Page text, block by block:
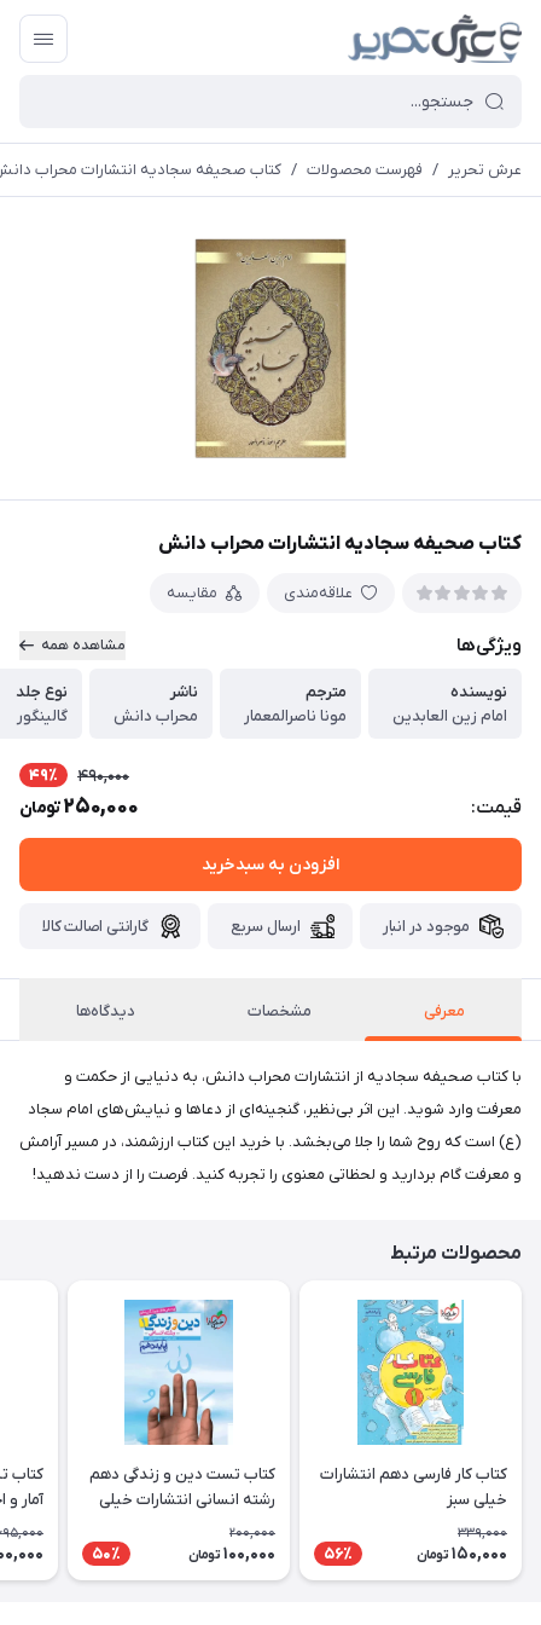
عرش تحریر / فهرست محصولات / کتاب صحیفه سجادیه انتشارات محراب
کتاب صحیفه سجادیه انتشارات محراب دانش
علاقه‌مندی مقایسه
ویژگی‌ها مشاهده همه
نویسنده
امام زین العابدین
مترجم
مونا ناصرالمعمار
ناشر
محراب دانش
نوع جلد
گالینگور
قیمت:
490,000 49٪
250,000تومان
افزودن به سبدخرید
موجود در انبار ارسال سریع گارانتی اصالت کالا
معرفی مشخصات دیدگاه‌ها
با کتاب صحیفه سجادیه از انتشارات محراب دانش، به دنیایی از حکمت و
معرفت وارد شوید. این اثر بی‌نظیر، گنجینه‌ای از دعاها و نیایش‌های امام سجاد
(ع) است که روح شما را جلا می‌بخشد. با خرید این کتاب ارزشمند، در مسیر آرامش
و معرفت گام بردارید و لحظاتی معنوی را تجربه کنید. فرصت را از دست ندهید!
محصولات مرتبط
کتاب کار فارسی دهم انتشارات
خیلی سبز
339,000
150,000 تومان 56٪
کتاب تست دین و زندگی دهم
رشته انسانی انتشارات خیلی
200,000
100,000 تومان 50٪
کتاب
آمار و